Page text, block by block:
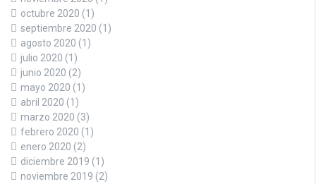
octubre 2020 (1)
septiembre 2020 (1)
agosto 2020 (1)
julio 2020 (1)
junio 2020 (2)
mayo 2020 (1)
abril 2020 (1)
marzo 2020 (3)
febrero 2020 (1)
enero 2020 (2)
diciembre 2019 (1)
noviembre 2019 (2)